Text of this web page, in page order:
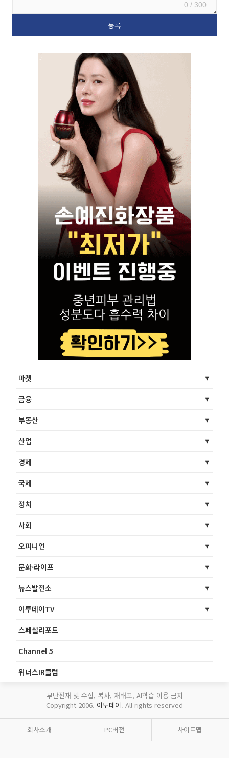
0 / 300
마켓
금융
부동산
산업
경제
국제
정치
사회
오피니언
문화·라이프
뉴스발전소
이투데이TV
스페셜리포트
Channel 5
위너스IR클럽
무단전재 및 수집, 복사, 재배포, AI학습 이용 금지
Copyright 2006. 이투데이. All rights reserved
회사소개 PC버전 사이트맵